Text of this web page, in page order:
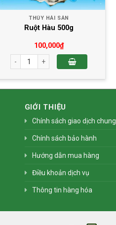
THỦY HẢI SẢN
Ruột Hàu 500g
100,000₫
Ruột Hàu 500g số lượng
GIỚI THIỆU
Chính sách giao dịch chung
Chính sách bảo hành
Hướng dẫn mua hàng
Điều khoản dịch vụ
Thông tin hàng hóa